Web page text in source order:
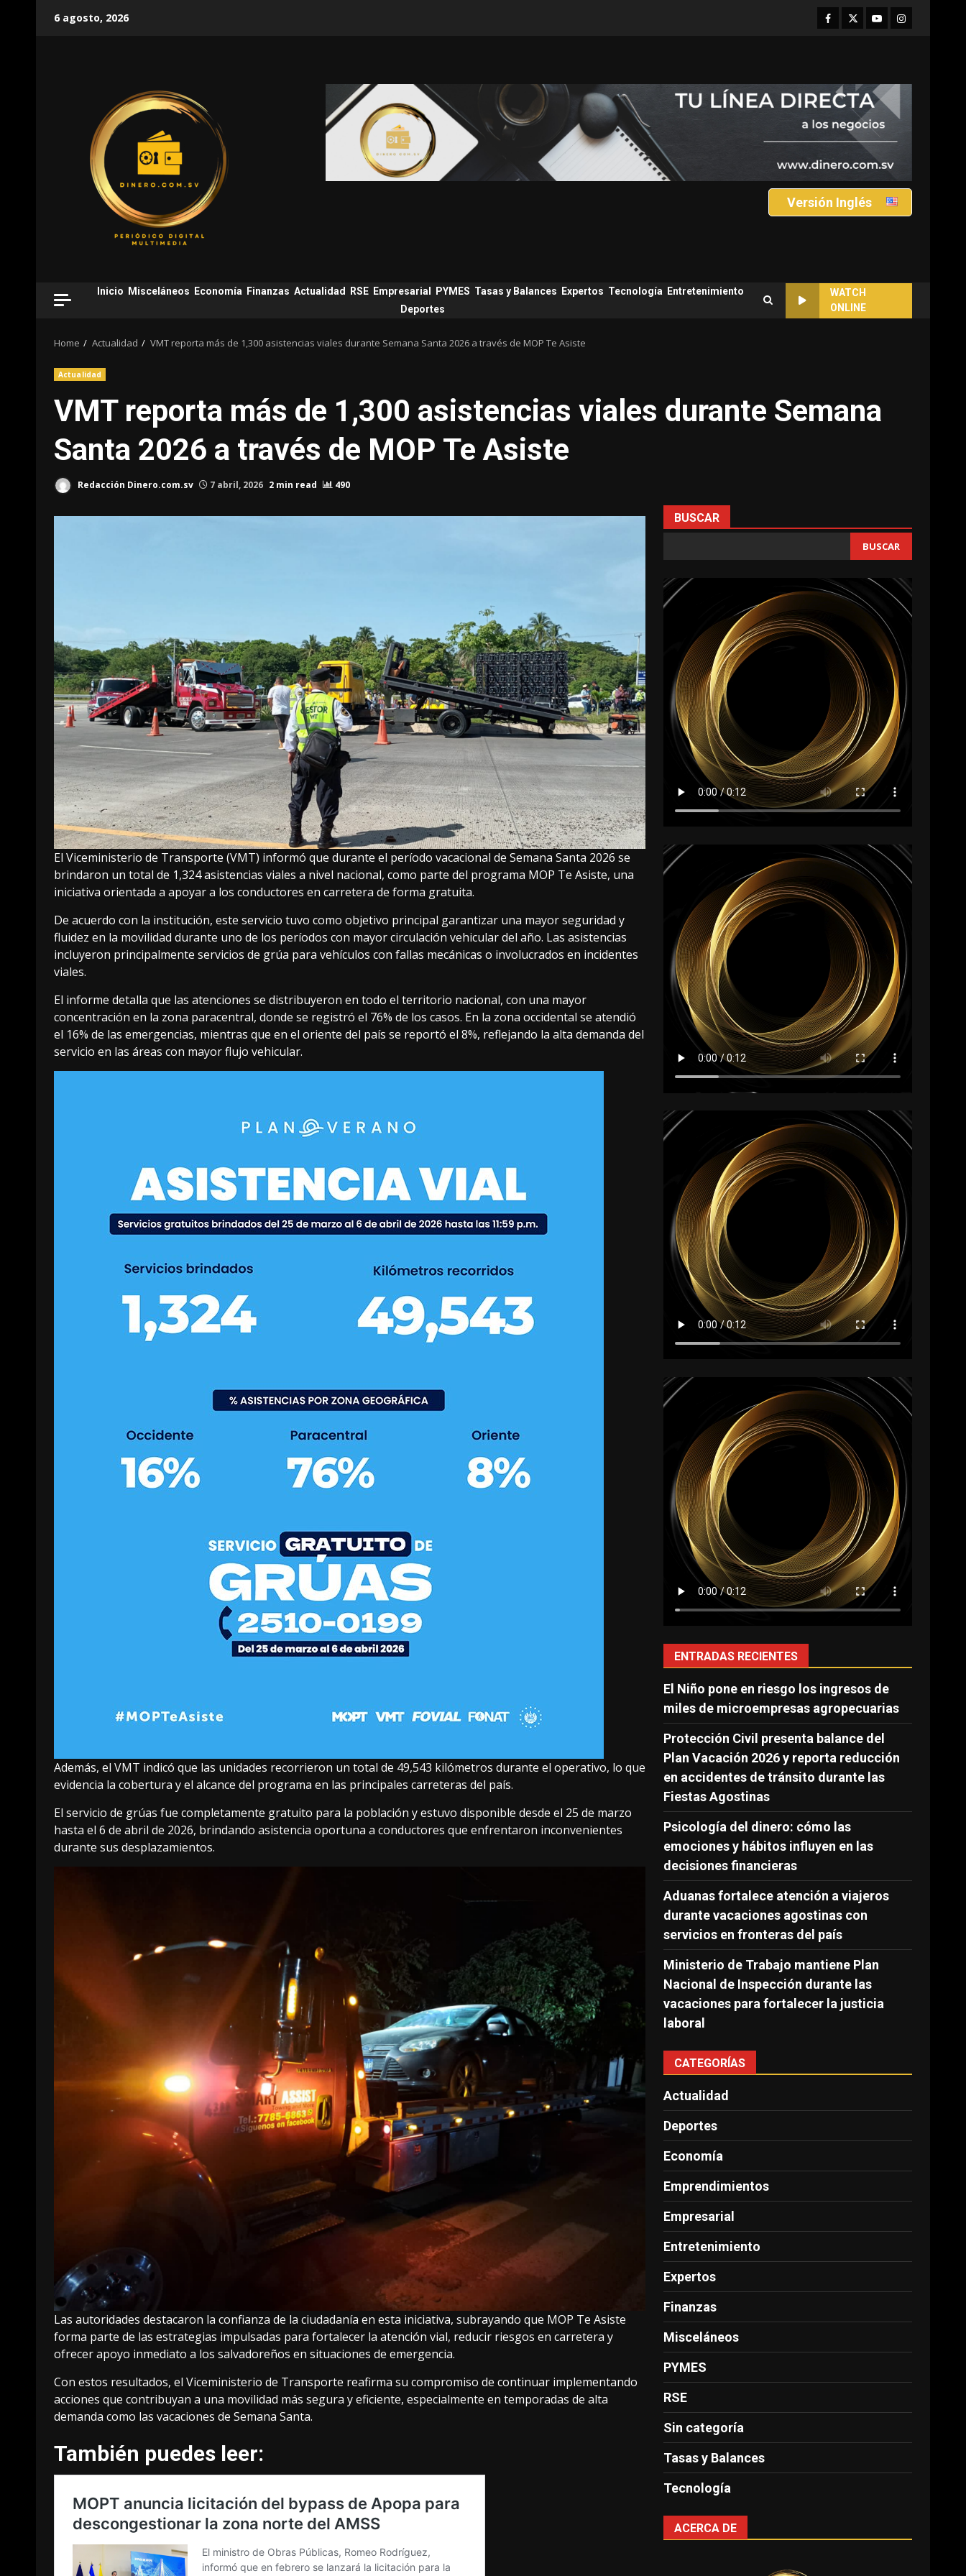
6 agosto, 2026 Facebook
TwitterYoutubeInstagram
Versión Inglés
Inicio Misceláneos Economía Finanzas Actualidad RSE Empresarial PYMES Tasas y Balances Expertos Tecnología
Entretenimiento
Deportes
WATCH
ONLINE
Home Actualidad VMT reporta más de 1,300 asistencias viales durante Semana Santa 2026 a través de MOP Te Asiste
Actualidad
VMT reporta más de 1,300 asistencias viales durante Semana
Santa 2026 a través de MOP Te Asiste
Redacción Dinero.com.sv 7 abril, 2026 2 min read 490
El Viceministerio de Transporte (VMT) informó que durante el período vacacional de Semana Santa 2026 se
brindaron un total de 1,324 asistencias viales a nivel nacional, como parte del programa MOP Te Asiste, una
iniciativa orientada a apoyar a los conductores en carretera de forma gratuita.
De acuerdo con la institución, este servicio tuvo como objetivo principal garantizar una mayor seguridad y
fluidez en la movilidad durante uno de los períodos con mayor circulación vehicular del año. Las asistencias
incluyeron principalmente servicios de grúa para vehículos con fallas mecánicas o involucrados en incidentes
viales.
El informe detalla que las atenciones se distribuyeron en todo el territorio nacional, con una mayor
concentración en la zona paracentral, donde se registró el 76% de los casos. En la zona occidental se atendió
el 16% de las emergencias, mientras que en el oriente del país se reportó el 8%, reflejando la alta demanda del
servicio en las áreas con mayor flujo vehicular.
Además, el VMT indicó que las unidades recorrieron un total de 49,543 kilómetros durante el operativo, lo que
evidencia la cobertura y el alcance del programa en las principales carreteras del país.
El servicio de grúas fue completamente gratuito para la población y estuvo disponible desde el 25 de marzo
hasta el 6 de abril de 2026, brindando asistencia oportuna a conductores que enfrentaron inconvenientes
durante sus desplazamientos.
Las autoridades destacaron la confianza de la ciudadanía en esta iniciativa, subrayando que MOP Te Asiste
forma parte de las estrategias impulsadas para fortalecer la atención vial, reducir riesgos en carretera y
ofrecer apoyo inmediato a los salvadoreños en situaciones de emergencia.
Con estos resultados, el Viceministerio de Transporte reafirma su compromiso de continuar implementando
acciones que contribuyan a una movilidad más segura y eficiente, especialmente en temporadas de alta
demanda como las vacaciones de Semana Santa.
También puedes leer:
BUSCAR
BUSCAR
ENTRADAS RECIENTES
El Niño pone en riesgo los ingresos de
miles de microempresas agropecuarias
Protección Civil presenta balance del
Plan Vacación 2026 y reporta reducción
en accidentes de tránsito durante las
Fiestas Agostinas
Psicología del dinero: cómo las
emociones y hábitos influyen en las
decisiones financieras
Aduanas fortalece atención a viajeros
durante vacaciones agostinas con
servicios en fronteras del país
Ministerio de Trabajo mantiene Plan
Nacional de Inspección durante las
vacaciones para fortalecer la justicia
laboral
CATEGORÍAS
Actualidad
Deportes
Economía
Emprendimientos
Empresarial
Entretenimiento
Expertos
Finanzas
Misceláneos
PYMES
RSE
Sin categoría
Tasas y Balances
Tecnología
ACERCA DE